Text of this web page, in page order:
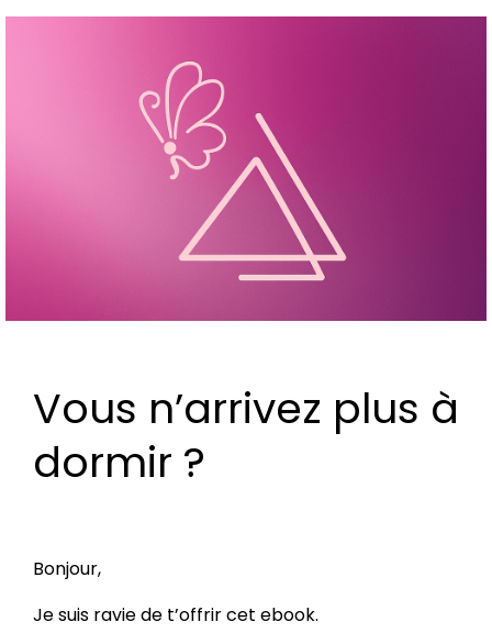
Vous n’arrivez plus à
dormir ?
Bonjour,
Je suis ravie de t’offrir cet ebook.